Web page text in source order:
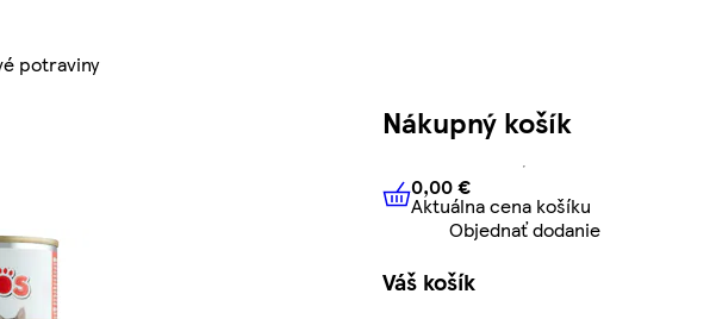
potraviny
Nákupný košík
0,00 € Aktuálna cena košíku
0,00 €
Aktuálna cena košíku
Objednať dodanie
Váš košík